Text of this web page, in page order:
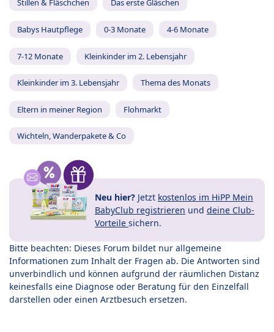
Stillen & Fläschchen Das erste Gläschen
Babys Hautpflege 0-3 Monate 4-6 Monate
7-12 Monate Kleinkinder im 2. Lebensjahr
Kleinkinder im 3. Lebensjahr Thema des Monats
Eltern in meiner Region Flohmarkt
Wichteln, Wanderpakete & Co
Neu hier? Jetzt kostenlos im HiPP Mein
BabyClub registrieren und deine Club-
Vorteile sichern.
Bitte beachten: Dieses Forum bildet nur allgemeine
Informationen zum Inhalt der Fragen ab. Die Antworten sind
unverbindlich und können aufgrund der räumlichen Distanz
keinesfalls eine Diagnose oder Beratung für den Einzelfall
darstellen oder einen Arztbesuch ersetzen.